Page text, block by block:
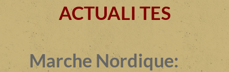
ACTUALI TES
Marche Nordique: